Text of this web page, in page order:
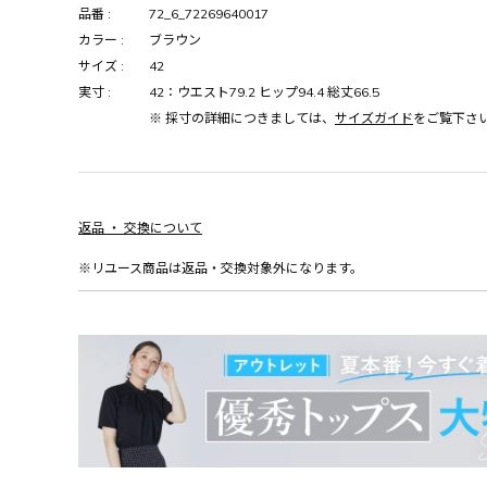
品番 :
72_6_72269640017
カラー :
ブラウン
サイズ :
42
実寸 :
42：ウエスト79.2 ヒップ94.4 総丈66.5
※ 採寸の詳細につきましては、 サイズガイドをご覧下さ
返品 ・ 交換について
※リユース商品は返品・交換対象外になります。